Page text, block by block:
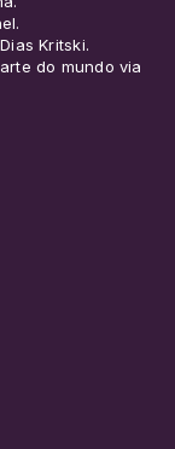
Kritski.
do mundo via